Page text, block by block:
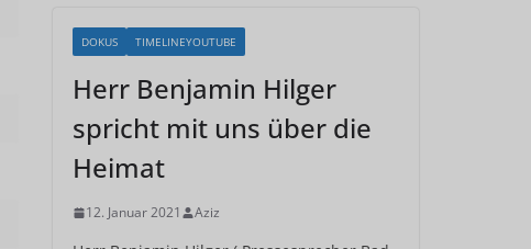
DOKUS TIMELINEYOUTUBE
Herr Benjamin Hilger
spricht mit uns über die
Heimat
12. Januar 2021 Aziz